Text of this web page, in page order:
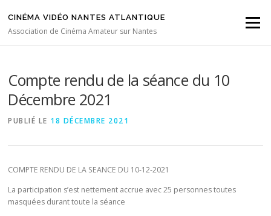
CINÉMA VIDÉO NANTES ATLANTIQUE
Association de Cinéma Amateur sur Nantes
Menu
Compte rendu de la séance du 10
Décembre 2021
PUBLIÉ LE 18 DÉCEMBRE 2021
COMPTE RENDU DE LA SEANCE DU 10-12-2021
La participation s’est nettement accrue avec 25 personnes toutes
masquées durant toute la séance